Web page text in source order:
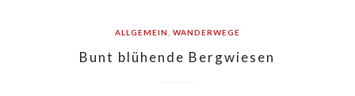
ALLGEMEIN WANDERWEGE
Bunt blühende Bergwiesen